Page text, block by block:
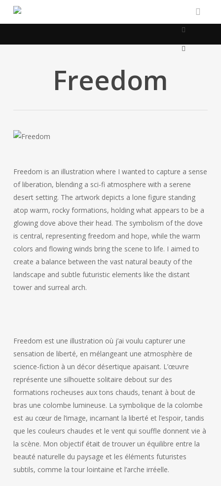
content
linkedin
artstation
Freedom
Freedom is an illustration where I wanted to capture a sense
of liberation, blending a sci-fi atmosphere with a serene
desert setting. The artwork depicts a lone figure standing
atop warm, rocky formations, holding what appears to be a
glowing dove above their head. The symbolism of the dove
is central, representing freedom and hope, while the warm
colors and flowing winds bring the scene to life. I aimed to
create a balance between the vast natural beauty of the
landscape and subtle futuristic elements like the distant
tower and surreal arch.
Freedom est une illustration où j’ai voulu capturer une
sensation de liberté, en mélangeant une atmosphère de
science-fiction à un décor désertique apaisant. L’œuvre
représente une silhouette solitaire debout sur des
formations rocheuses aux tons chauds, tenant à bout de
bras une colombe lumineuse. La symbolique de la colombe
est au cœur de l’image, incarnant la liberté et l’espoir, tandis
que les couleurs chaudes et le vent qui souffle donnent vie à
la scène. Mon objectif était de trouver un équilibre entre la
beauté naturelle du paysage et les éléments futuristes
subtils, comme la tour lointaine et l’arche irréelle.